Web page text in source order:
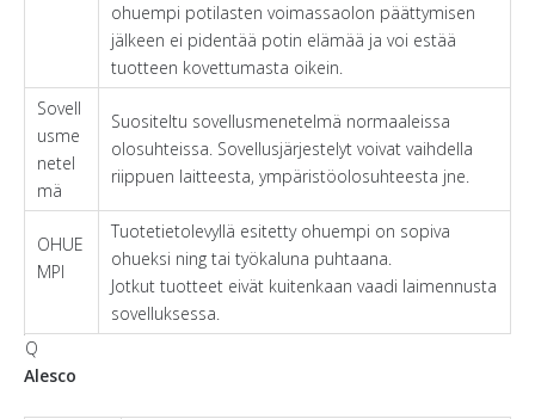
ohuempi potilasten voimassaolon päättymisen
jälkeen ei pidentää potin elämää ja voi estää
tuotteen kovettumasta oikein.
Sovell
usme
netel
mä
Suositeltu sovellusmenetelmä normaaleissa
olosuhteissa. Sovellusjärjestelyt voivat vaihdella
riippuen laitteesta, ympäristöolosuhteesta jne.
OHUE
MPI
Tuotetietolevyllä esitetty ohuempi on sopiva
ohueksi ning tai työkaluna puhtaana.
Jotkut tuotteet eivät kuitenkaan vaadi laimennusta
sovelluksessa.
Q
Alesco